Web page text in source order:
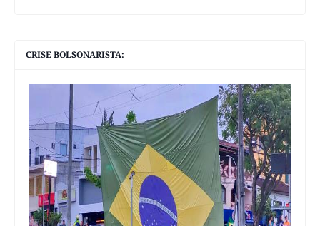
CRISE BOLSONARISTA: